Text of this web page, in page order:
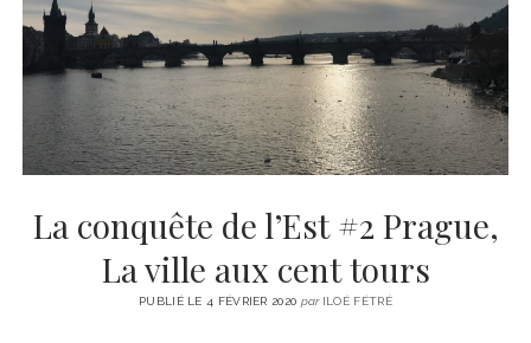
CINÉMA
LITTÉRATURE
ÉCONOMIE
SPORT
MÉDIAS
SANTÉ
instagram
emailemail-
form
La conquête de l’Est #2 Prague,
La ville aux cent tours
PUBLIÉ LE 4 FÉVRIER 2020 parILOÉ FÉTRÉ